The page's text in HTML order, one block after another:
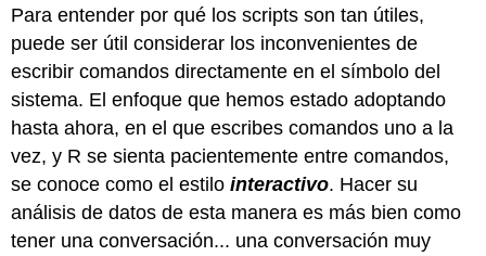
Para entender por qué los scripts son tan útiles,
puede ser útil considerar los inconvenientes de
escribir comandos directamente en el símbolo del
sistema. El enfoque que hemos estado adoptando
hasta ahora, en el que escribes comandos uno a la
vez, y R se sienta pacientemente entre comandos,
se conoce como el estilointeractivo. Hacer su
análisis de datos de esta manera es más bien como
tener una conversación... una conversación muy